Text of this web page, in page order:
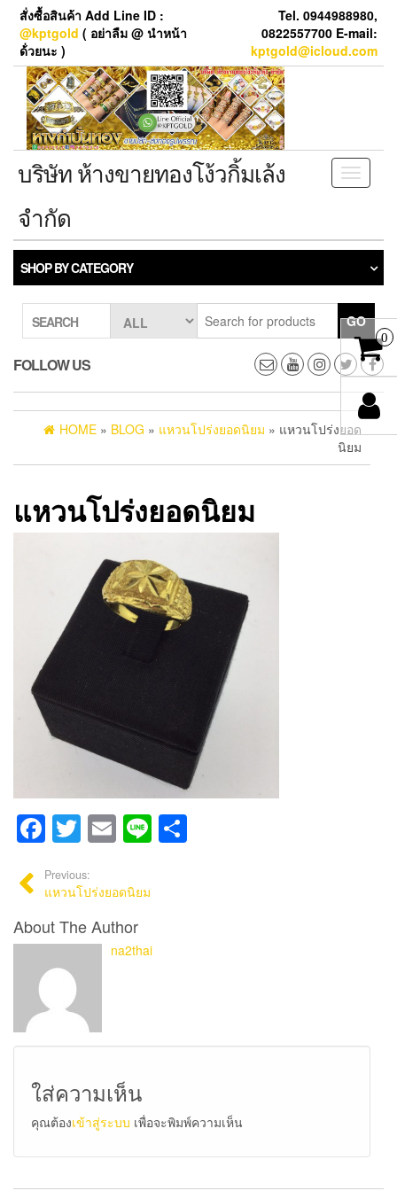
Skip
content
สั่งซื้อสินค้า Add Line ID :
@kptgold ( อย่าลืม @ นำหน้า
ด้่วยนะ )
Tel. 0944988980,
0822557700 E-mail:
kptgold@icloud.com
Toggle
บริษัท ห้างขายทองโง้วกิ้มเล้ง
จำกัด
SHOP BY CATEGORY
SEARCH GO
FOLLOW US
HOME » BLOG » แหวนโปร่งยอดนิยม » แหวนโปร่งยอด
นิยม
แหวนโปร่งยอดนิยม
Facebook
Twitter
Email
Line
Previous:
แหวนโปร่งยอดนิยม
About The Author
na2thai
ใส่ความเห็น
คุณต้องเข้าสู่ระบบ เพื่อจะพิมพ์ความเห็น
0